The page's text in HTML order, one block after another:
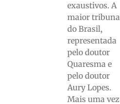
exaustivos. A
maior tribuna
do Brasil,
representada
pelo doutor
Quaresma e
pelo doutor
Aury Lopes.
Mais uma vez